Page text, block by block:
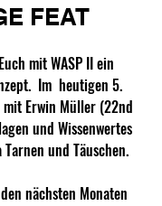
FEAT
mit WASP II ein
Im  heutigen 5.
Erwin Müller (22nd
und Wissenwertes
und Täuschen.
nächsten Monaten